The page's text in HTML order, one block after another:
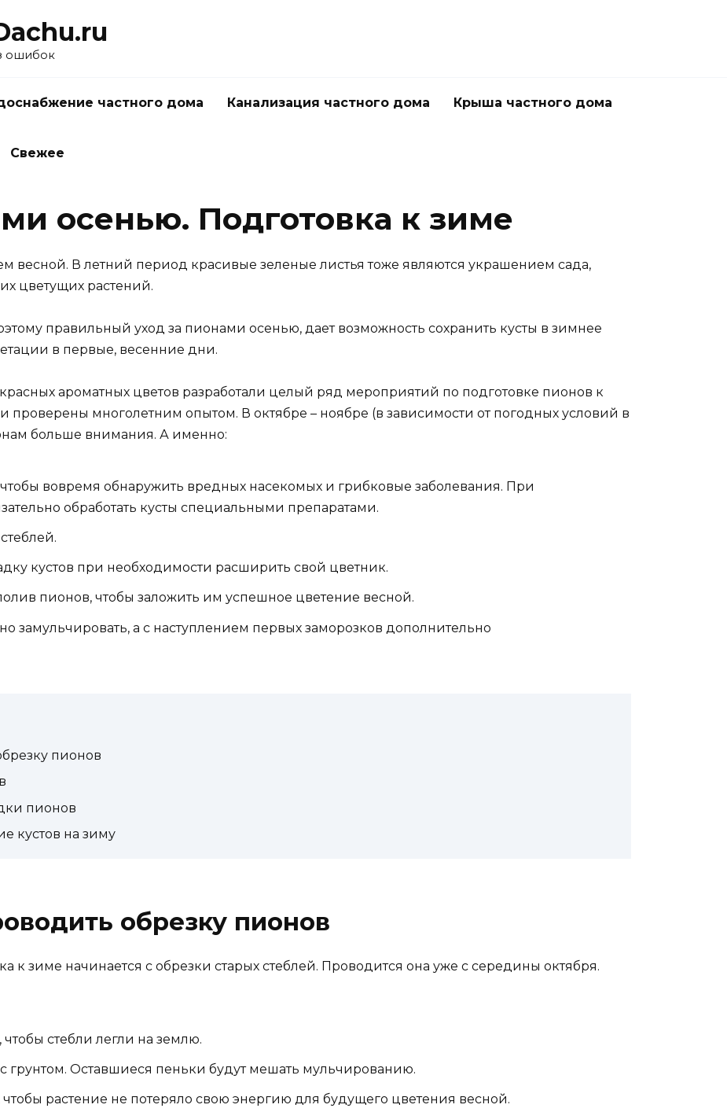
ошибок
частного дома Канализация частного дома Крыша частного дома
Свежее
осенью. Подготовка к зиме
весной. В летний период красивые зеленые листья тоже являются украшением сада,
цветущих растений.
правильный уход за пионами осенью, дает возможность сохранить кусты в зимнее
в первые, весенние дни.
ароматных цветов разработали целый ряд мероприятий по подготовке пионов к
проверены многолетним опытом. В октябре – ноябре (в зависимости от погодных условий в
больше внимания. А именно:
вовремя обнаружить вредных насекомых и грибковые заболевания. При
обработать кусты специальными препаратами.
кустов при необходимости расширить свой цветник.
пионов, чтобы заложить им успешное цветение весной.
замульчировать, а с наступлением первых заморозков дополнительно
пионов
пионов
кустов на зиму
обрезку пионов
к зиме начинается с обрезки старых стеблей. Проводится она уже с середины октября.
стебли легли на землю.
грунтом. Оставшиеся пеньки будут мешать мульчированию.
растение не потеряло свою энергию для будущего цветения весной.